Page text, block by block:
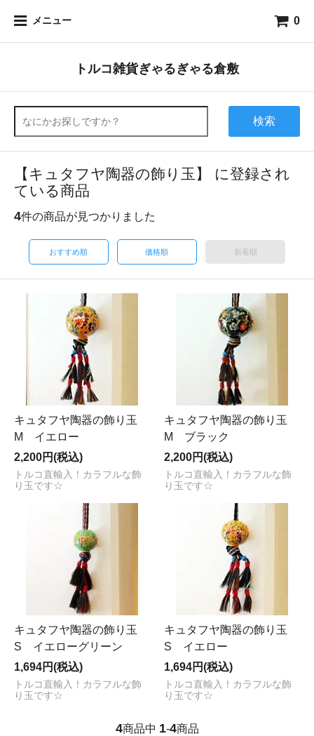
メニュー 0
トルコ雑貨ぎゃるぎゃる倉敷
検索
【キュタフヤ陶器の飾り玉】 に登録され
ている商品
4件の商品が見つかりました
おすすめ順 価格順 新着順
キュタフヤ陶器の飾り玉
M イエロー
2,200円(税込)
トルコ直輸入！カラフルな飾
り玉です☆
キュタフヤ陶器の飾り玉
M ブラック
2,200円(税込)
トルコ直輸入！カラフルな飾
り玉です☆
キュタフヤ陶器の飾り玉
S イエローグリーン
1,694円(税込)
トルコ直輸入！カラフルな飾
り玉です☆
キュタフヤ陶器の飾り玉
S イエロー
1,694円(税込)
トルコ直輸入！カラフルな飾
り玉です☆
4商品中 1-4商品